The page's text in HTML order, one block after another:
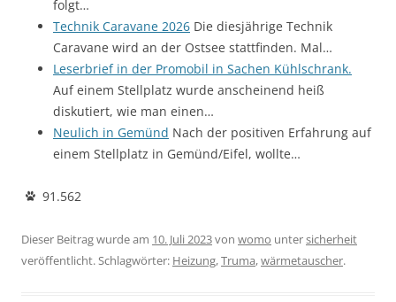
folgt…
Technik Caravane 2026 Die diesjährige Technik
Caravane wird an der Ostsee stattfinden. Mal…
Leserbrief in der Promobil in Sachen Kühlschrank.
Auf einem Stellplatz wurde anscheinend heiß
diskutiert, wie man einen…
Neulich in Gemünd Nach der positiven Erfahrung auf
einem Stellplatz in Gemünd/Eifel, wollte…
91.562
Dieser Beitrag wurde am 10. Juli 2023von womo untersicherheit
veröffentlicht. Schlagwörter: Heizung,Truma,wärmetauscher.